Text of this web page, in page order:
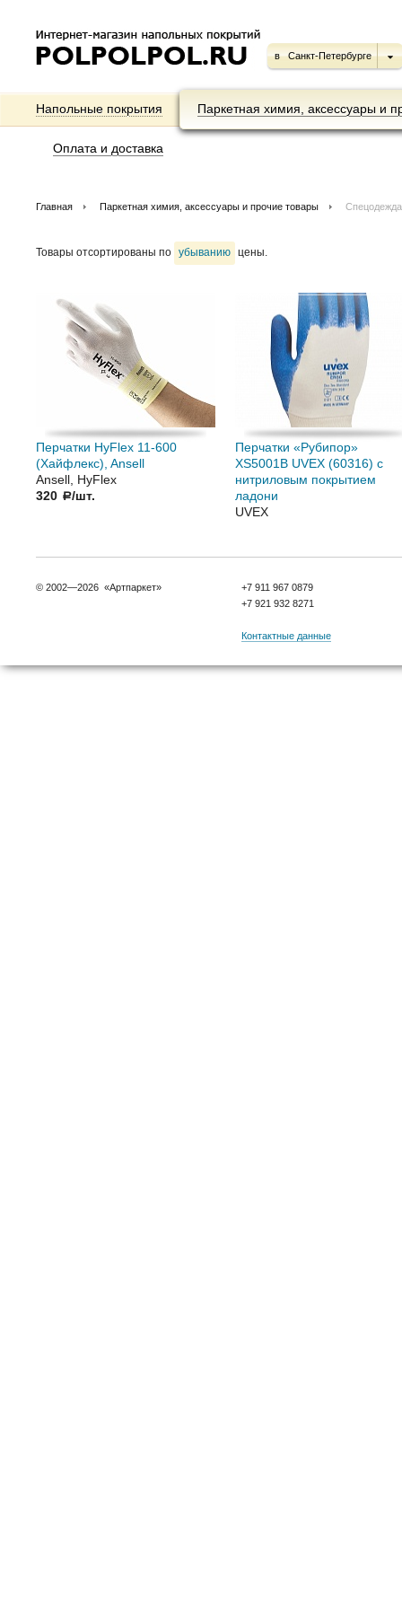
в Санкт-Петербурге
Напольные покрытия Паркетная химия, аксессуары и
Оплата и доставка
Главная Паркетная химия, аксессуары и прочие товары Спецодежда
Товары отсортированы по убыванию цены.
Перчатки HyFlex 11-600
(Хайфлекс), Ansell
Ansell, HyFlex
320 a/шт.
Перчатки «Рубипор»
XS5001B UVEX (60316) с
нитриловым покрытием
ладони
UVEX
© 2002—2026 «Артпаркет»
+7 911 967 0879
+7 921 932 8271
Контактные данные